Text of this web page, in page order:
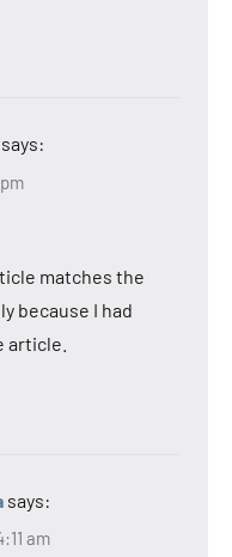
says:
matches the
because I had
article.
says:
am